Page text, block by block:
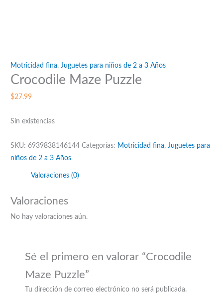
Motricidad fina,Juguetes para niños de 2 a 3 Años
Crocodile Maze Puzzle
$27.99
Sin existencias
SKU:6939838146144 Categorías: Motricidad fina, Juguetes para
niños de 2 a 3 Años
Valoraciones (0)
Valoraciones
No hay valoraciones aún.
Sé el primero en valorar “Crocodile
Maze Puzzle”
Tu dirección de correo electrónico no será publicada.